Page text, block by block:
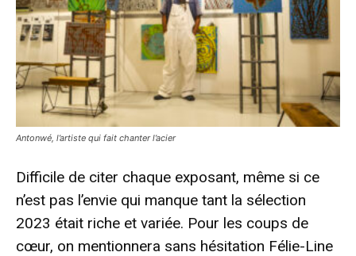
Antonwé, l’artiste qui fait chanter l’acier
Difficile de citer chaque exposant, même si ce
n’est pas l’envie qui manque tant la sélection
2023 était riche et variée. Pour les coups de
cœur, on mentionnera sans hésitation Félie-Line